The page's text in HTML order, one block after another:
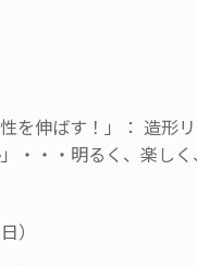
を伸ばす！」： 造形
・・・明るく、楽しく
）